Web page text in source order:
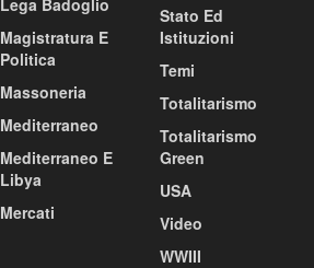
Magistratura E
Politica
Massoneria
Mediterraneo
Mediterraneo E
Libya
Mercati
Stato Ed
Istituzioni
Temi
Totalitarismo
Totalitarismo
Green
USA
Video
WWIII